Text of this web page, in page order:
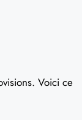
Voici ce